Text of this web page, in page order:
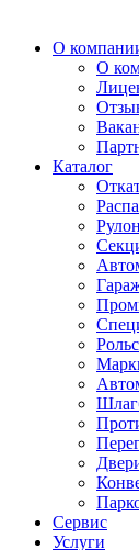
О
О
Каталог
Сервис
Услуги